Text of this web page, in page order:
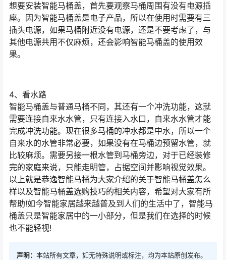
想要安装智能马桶盖，首先要观察马桶周围有没有电源插
座。因为智能马桶盖是电子产品，所以在使用时需要有三
插头电源，如果马桶附近没有电源，还是不要考虑了，与
其他电源共用不仅麻烦，还会影响智能马桶盖的使用效
果。
4、看水路
智能马桶盖与普通马桶不同，其还有一个冲洗功能，这就
需要连接自来水水管，只有连接入水口，自来水水管才能
完成冲洗功能。现在很多马桶的冲水都是中水，所以一个
自来水的水管非常必要，如果没有在马桶边预留水管，就
比较麻烦。需要另接一根水管到马桶旁边，对于已经装修
完的家庭来说，只能走明管，占据空间并影响视觉效果。
以上就是恭逸智能马桶为大家介绍的关于智能马桶盖怎么
样以及智能马桶盖选购技巧的相关内容，希望对大家有所
帮助!如今智能家居越来越普及到人们的生活中了，智能马
桶盖只是智能家居中的一小部分，但是我们在选择的时候
也不能轻视!
声明： 本站所有文章，如无特殊说明或标注，均为本站原创发布。